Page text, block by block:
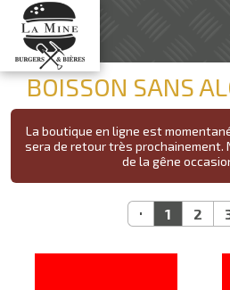
BOISSON SANS
La boutique en ligne est
sera de retour très prochainement.
de la gêne
1 2